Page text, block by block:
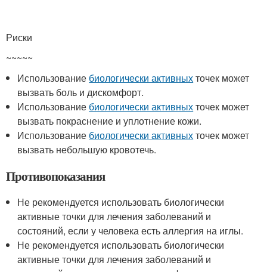
Риски
~~~~~
Использование биологически активныхточек может
вызвать боль и дискомфорт.
Использование биологически активныхточек может
вызвать покраснение и уплотнение кожи.
Использование биологически активныхточек может
вызвать небольшую кровотечь.
Противопоказания
Не рекомендуется использовать биологически
активные точки для лечения заболеваний и
состояний, если у человека есть аллергия на иглы.
Не рекомендуется использовать биологически
активные точки для лечения заболеваний и